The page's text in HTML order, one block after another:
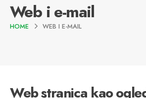
Web i e-mail
HOME WEB I E-MAIL
Web stranica kao